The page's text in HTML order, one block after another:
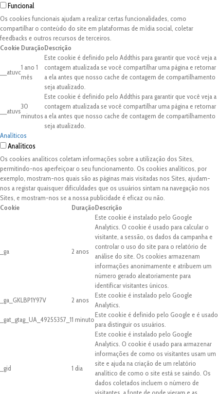
Funcional
Os cookies funcionais ajudam a realizar certas funcionalidades, como
compartilhar o conteúdo do site em plataformas de mídia social, coletar
feedbacks e outros recursos de terceiros.
Cookie DuraçãoDescrição
__atuvc
1 ano 1
mês
Este cookie é definido pelo Addthis para garantir que você veja a
contagem atualizada se você compartilhar uma página e retornar
a ela antes que nosso cache de contagem de compartilhamento
seja atualizado.
__atuvs
30
minutos
Este cookie é definido pelo Addthis para garantir que você veja a
contagem atualizada se você compartilhar uma página e retornar
a ela antes que nosso cache de contagem de compartilhamento
seja atualizado.
Analíticos
Analíticos
Os cookies analíticos coletam informações sobre a utilização dos Sites,
permitindo-nos aperfeiçoar o seu funcionamento. Os cookies analíticos, por
exemplo, mostram-nos quais são as páginas mais visitadas nos Sites, ajudam-
nos a registar quaisquer dificuldades que os usuários sintam na navegação nos
Sites, e mostram-nos se a nossa publicidade é eficaz ou não.
Cookie
DuraçãoDescrição
_ga 2 anos
Este cookie é instalado pelo Google
Analytics. O cookie é usado para calcular o
visitante, a sessão, os dados da campanha e
controlar o uso do site para o relatório de
análise do site. Os cookies armazenam
informações anonimamente e atribuem um
número gerado aleatoriamente para
identificar visitantes únicos.
_ga_GKLBP1Y97V
2 anos
Este cookie é instalado pelo Google
Analytics.
_gat_gtag_UA_49255357_11 minuto
Este cookie é definido pelo Google e é usado
para distinguir os usuários.
_gid 1 dia
Este cookie é instalado pelo Google
Analytics. O cookie é usado para armazenar
informações de como os visitantes usam um
site e ajuda na criação de um relatório
analítico de como o site está se saindo. Os
dados coletados incluem o número de